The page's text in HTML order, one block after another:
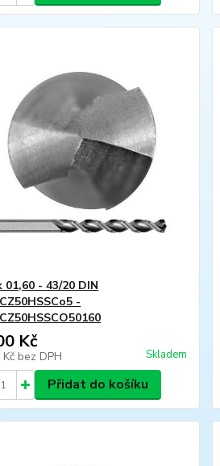
01,60 - 43/20 DIN
-
Kč
bez DPH Skladem
Přidat do košíku